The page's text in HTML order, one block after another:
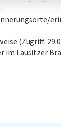
(Zugriff:
im Lausitzer